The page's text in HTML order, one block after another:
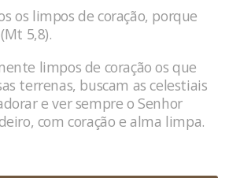
os limpos de coração, porque
5,8).
limpos de coração os que
terrenas, buscam as celestiais
e ver sempre o Senhor
com coração e alma limpa.